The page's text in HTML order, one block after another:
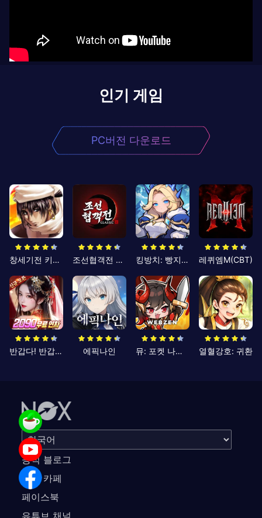
인기 게임
PC버전 다운로드
창세기전 키우기 조선협객전 클래식 킹방치: 빵지의 제왕 레퀴엠M(CBT)
반갑다! 반갑삼국지 에픽나인 뮤: 포켓 나이츠 열혈강호: 귀환
공식 블로그
공식 카페
페이스북
유튜브 채널